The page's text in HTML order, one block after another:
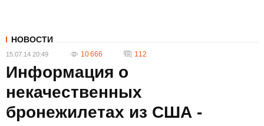
НОВОСТИ
15.07.14 20:49 10 666 112
Информация о
некачественных
бронежилетах из США -